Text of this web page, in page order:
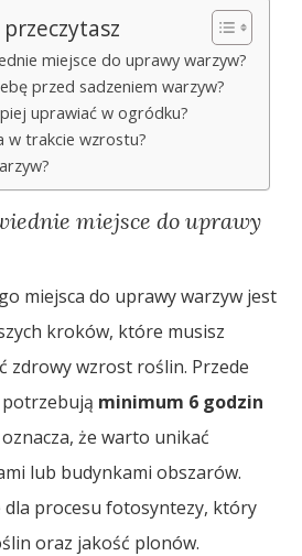
miejsce do uprawy warzyw?
przed sadzeniem warzyw?
uprawiać w ogródku?
w trakcie wzrostu?
miejsce do uprawy
miejsca do uprawy warzyw jest
kroków, które musisz
zdrowy wzrost roślin. Przede
minimum 6 godzin
oznacza, że warto unikać
lub budynkami obszarów.
dla procesu fotosyntezy, który
oraz jakość plonów.